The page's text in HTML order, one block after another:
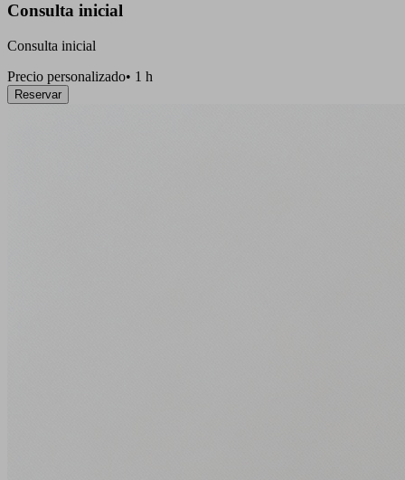
Consulta inicial
Consulta inicial
Precio personalizado• 1 h
Reservar